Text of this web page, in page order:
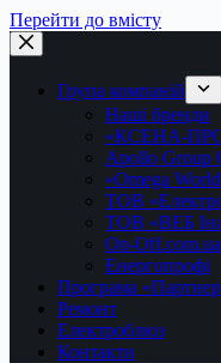
Перейти до вмісту
Група компаній
Наші бренди
«КСЕНА-
Apollo Group
«Omega
ТОВ
ТОВ «ВЕБ
On-
Енергопрофі
Програма
Ремонт
Електроблюз
Контакти